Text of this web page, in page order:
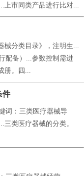
市同类产品进行比对...
械分类目录》，注明生...
配备）...参数控制需进
。四...
件
词：三类医疗器械导
类医疗器械的分类。